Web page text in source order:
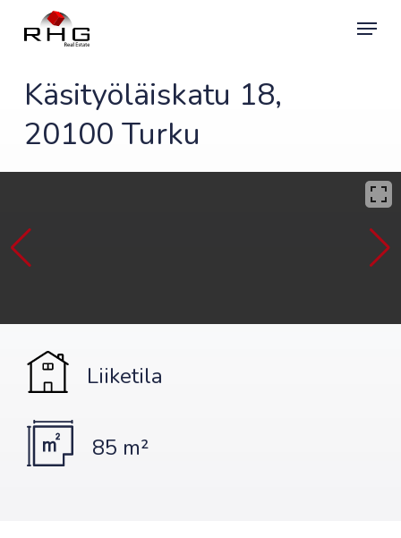
Menu
Käsityöläiskatu 18,
20100 Turku
Liiketila
85 m²